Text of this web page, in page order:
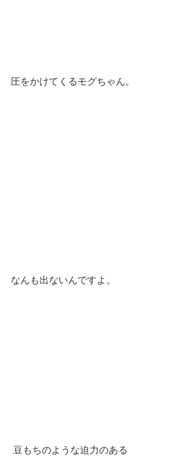
圧をかけてくるモグちゃん。
なんも出ないんですよ。
豆もちのような迫力のある